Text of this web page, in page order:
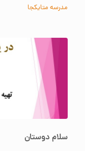
مدرسه متایکجا
سلام دوستان